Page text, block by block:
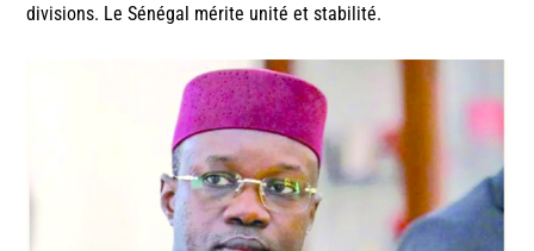
divisions. Le Sénégal mérite unité et stabilité.